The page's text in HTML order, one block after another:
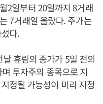
2일부터 20일까지 8거래
7거래일 올랐다. 주가는
다.
휴림의 종가가 5일 전의
투자주의 종목으로 지
정될 가능성이 미리 지정